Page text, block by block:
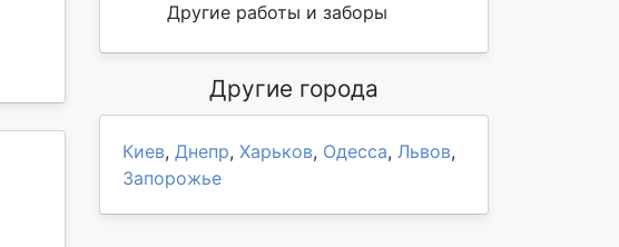
Другие работы и заборы
Другие города
Киев, Днепр, Харьков, Одесса, Львов,
Запорожье